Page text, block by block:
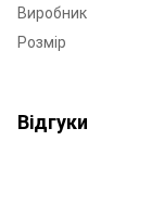
Виробник
Розмір
Відгуки